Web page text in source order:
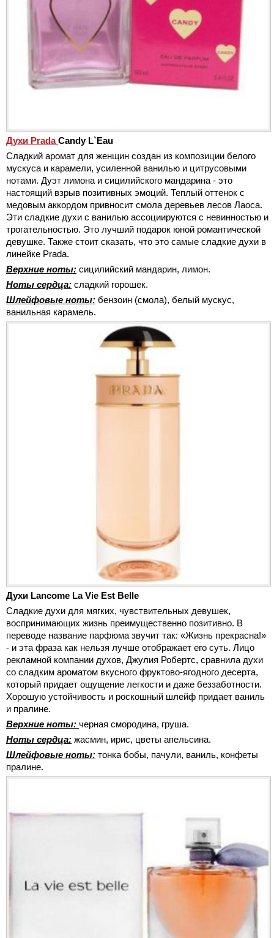
Духи PradaCandy L`Eau
Сладкий аромат для женщин создан из композиции белого
мускуса и карамели, усиленной ванилью и цитрусовыми
нотами. Дуэт лимона и сицилийского мандарина - это
настоящий взрыв позитивных эмоций. Теплый оттенок с
медовым аккордом привносит смола деревьев лесов Лаоса.
Эти сладкие духи с ванилью ассоциируются с невинностью и
трогательностью. Это лучший подарок юной романтической
девушке. Также стоит сказать, что это самые сладкие духи в
линейке Prada.
Верхние ноты: сицилийский мандарин, лимон.
Ноты сердца: сладкий горошек.
Шлейфовые ноты: бензоин (смола), белый мускус,
ванильная карамель.
Духи Lancome La Vie Est Belle
Сладкие духи для мягких, чувствительных девушек,
воспринимающих жизнь преимущественно позитивно. В
переводе название парфюма звучит так: «Жизнь прекрасна!»
- и эта фраза как нельзя лучше отображает его суть. Лицо
рекламной компании духов, Джулия Робертс, сравнила духи
со сладким ароматом вкусного фруктово-ягодного десерта,
который придает ощущение легкости и даже беззаботности.
Хорошую устойчивость и роскошный шлейф придает ваниль
и пралине.
Верхние ноты: черная смородина, груша.
Ноты сердца: жасмин, ирис, цветы апельсина.
Шлейфовые ноты: тонка бобы, пачули, ваниль, конфеты
пралине.